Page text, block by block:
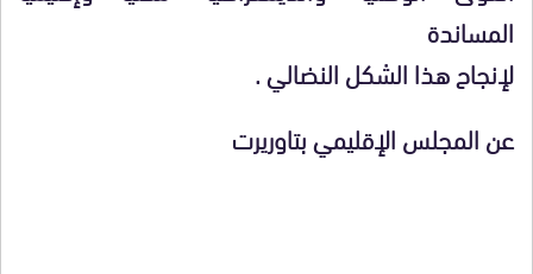
المساندة
لإنجاح هذا الشكل النضالي .
عن المجلس الإقليمي بتاوريرت